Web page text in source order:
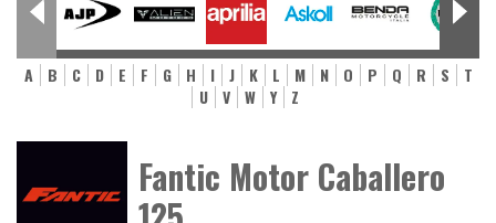
A B C D E F G H I J K L M N O P Q R S
T
U
V W Y Z
Fantic Motor Caballero